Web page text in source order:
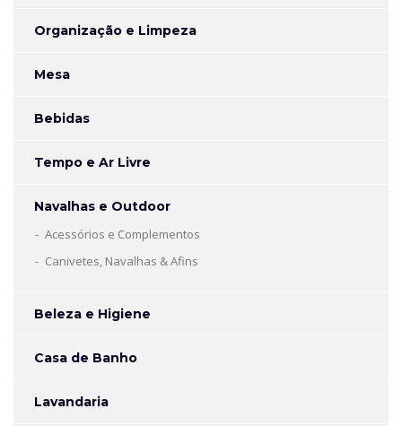
Organização e Limpeza
Mesa
Bebidas
Tempo e Ar Livre
Navalhas e Outdoor
Acessórios e Complementos
Canivetes, Navalhas & Afins
Beleza e Higiene
Casa de Banho
Lavandaria